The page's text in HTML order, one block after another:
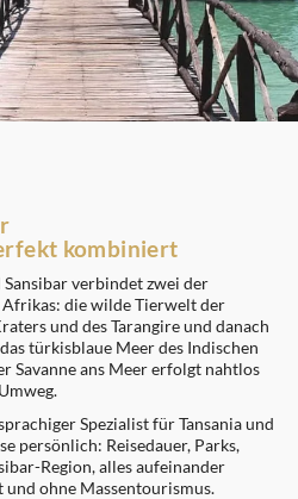
kombiniert
Sansibar verbindet zwei der
die wilde Tierwelt der
und des Tarangire und danach
türkisblaue Meer des Indischen
Savanne ans Meer erfolgt nahtlos
Spezialist für Tansania und
persönlich: Reisedauer, Parks,
Region, alles aufeinander
ohne Massentourismus.